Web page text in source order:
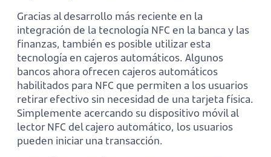
Gracias al desarrollo más reciente en la
integración de la tecnología NFC en la banca y las
finanzas, también es posible utilizar esta
tecnología en cajeros automáticos. Algunos
bancos ahora ofrecen cajeros automáticos
habilitados para NFC que permiten a los usuarios
retirar efectivo sin necesidad de una tarjeta física.
Simplemente acercando su dispositivo móvil al
lector NFC del cajero automático, los usuarios
pueden iniciar una transacción.